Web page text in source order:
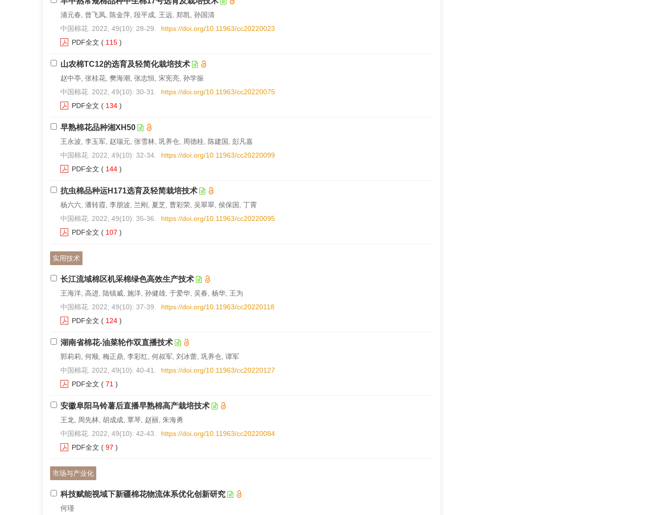
浦元春, 曾飞凤, 陈金萍, 段平成, 王远, 郑凯, 孙国清
中国棉花. 2022, 49(10): 28-29.
https://doi.org/10.11963/cc20220023
PDF全文 ( 115 )
山农棉TC12的选育及轻简化栽培技术
赵中亭, 张桂花, 樊海潮, 张志恒, 宋宪亮, 孙学振
中国棉花. 2022, 49(10): 30-31.
https://doi.org/10.11963/cc20220075
PDF全文 ( 134 )
早熟棉花品种湘XH50
王永波, 李玉军, 赵瑞元, 张雪林, 巩养仓, 周德桂, 陈建国, 彭凡嘉
中国棉花. 2022, 49(10): 32-34.
https://doi.org/10.11963/cc20220099
PDF全文 ( 144 )
抗虫棉品种运H171选育及轻简栽培技术
杨六六, 潘转霞, 李朋波, 兰刚, 夏芝, 曹彩荣, 吴翠翠, 侯保国, 丁霄
中国棉花. 2022, 49(10): 35-36.
https://doi.org/10.11963/cc20220095
PDF全文 ( 107 )
实用技术
长江流域棉区机采棉绿色高效生产技术
王海洋, 高进, 陆镇威, 施洋, 孙健雄, 于爱华, 吴春, 杨华, 王为
中国棉花. 2022, 49(10): 37-39.
https://doi.org/10.11963/cc20220118
PDF全文 ( 124 )
湖南省棉花-油菜轮作双直播技术
郭莉莉, 何顺, 梅正鼎, 李彩红, 何叔军, 刘冰蕾, 巩养仓, 谭军
中国棉花. 2022, 49(10): 40-41.
https://doi.org/10.11963/cc20220127
PDF全文 ( 71 )
安徽阜阳马铃薯后直播早熟棉高产栽培技术
王龙, 周先林, 胡成成, 覃琴, 赵丽, 朱海勇
中国棉花. 2022, 49(10): 42-43.
https://doi.org/10.11963/cc20220084
PDF全文 ( 97 )
市场与产业化
科技赋能视域下新疆棉花物流体系优化创新研究
何瑾